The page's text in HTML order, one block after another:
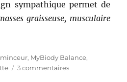
sympathique permet de
graisseuse, musculaire
« Truc # 49 : MyBiody Balance »
Étiquettes
minceur, MyBiody Balance,
3 commentairessur